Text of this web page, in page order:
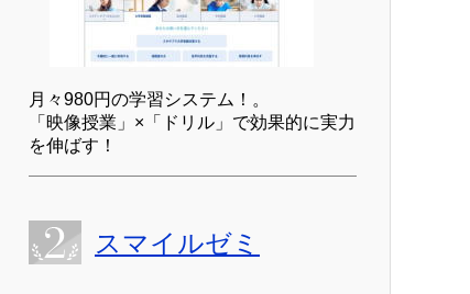
月々980円の学習システム！。
「映像授業」×「ドリル」で効果的に実力
を伸ばす！
スマイルゼミ